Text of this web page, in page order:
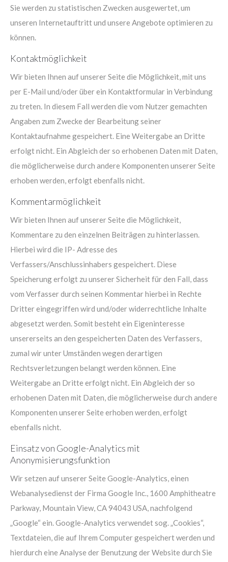
Sie werden zu statistischen Zwecken ausgewertet, um
unseren Internetauftritt und unsere Angebote optimieren zu
können.
Kontaktmöglichkeit
Wir bieten Ihnen auf unserer Seite die Möglichkeit, mit uns
per E-Mail und/oder über ein Kontaktformular in Verbindung
zu treten. In diesem Fall werden die vom Nutzer gemachten
Angaben zum Zwecke der Bearbeitung seiner
Kontaktaufnahme gespeichert. Eine Weitergabe an Dritte
erfolgt nicht. Ein Abgleich der so erhobenen Daten mit Daten,
die möglicherweise durch andere Komponenten unserer Seite
erhoben werden, erfolgt ebenfalls nicht.
Kommentarmöglichkeit
Wir bieten Ihnen auf unserer Seite die Möglichkeit,
Kommentare zu den einzelnen Beiträgen zu hinterlassen.
Hierbei wird die IP- Adresse des
Verfassers/Anschlussinhabers gespeichert. Diese
Speicherung erfolgt zu unserer Sicherheit für den Fall, dass
vom Verfasser durch seinen Kommentar hierbei in Rechte
Dritter eingegriffen wird und/oder widerrechtliche Inhalte
abgesetzt werden. Somit besteht ein Eigeninteresse
unsererseits an den gespeicherten Daten des Verfassers,
zumal wir unter Umständen wegen derartigen
Rechtsverletzungen belangt werden können. Eine
Weitergabe an Dritte erfolgt nicht. Ein Abgleich der so
erhobenen Daten mit Daten, die möglicherweise durch andere
Komponenten unserer Seite erhoben werden, erfolgt
ebenfalls nicht.
Einsatz von Google-Analytics mit
Anonymisierungsfunktion
Wir setzen auf unserer Seite Google-Analytics, einen
Webanalysedienst der Firma Google Inc., 1600 Amphitheatre
Parkway, Mountain View, CA 94043 USA, nachfolgend
„Google“ ein. Google-Analytics verwendet sog. „Cookies“,
Textdateien, die auf Ihrem Computer gespeichert werden und
hierdurch eine Analyse der Benutzung der Website durch Sie